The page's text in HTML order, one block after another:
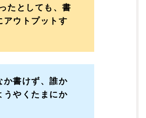
たとしても、書
アウトプットす
か書けず、誰か
うやくたまにか